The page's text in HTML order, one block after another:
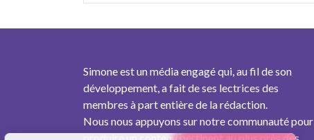
Simone est un média engagé qui, au fil de son
développement, a fait de ses lectrices des
membres à part entière de la rédaction.
Nous nous appuyons sur notre communauté pour